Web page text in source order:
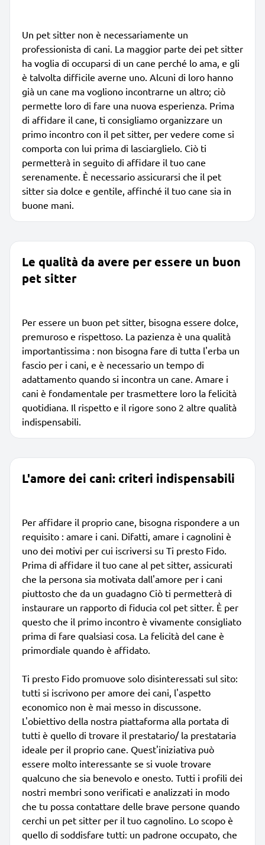
Un pet sitter non è necessariamente un
professionista di cani. La maggior parte dei pet sitter
ha voglia di occuparsi di un cane perché lo ama, e gli
è talvolta difficile averne uno. Alcuni di loro hanno
già un cane ma vogliono incontrarne un altro; ciò
permette loro di fare una nuova esperienza. Prima
di affidare il cane, ti consigliamo organizzare un
primo incontro con il pet sitter, per vedere come si
comporta con lui prima di lasciarglielo. Ciò ti
permetterà in seguito di affidare il tuo cane
serenamente. È necessario assicurarsi che il pet
sitter sia dolce e gentile, affinché il tuo cane sia in
buone mani.
Le qualità da avere per essere un buon
pet sitter
Per essere un buon pet sitter, bisogna essere dolce,
premuroso e rispettoso. La pazienza è una qualità
importantissima : non bisogna fare di tutta l'erba un
fascio per i cani, e è necessario un tempo di
adattamento quando si incontra un cane. Amare i
cani è fondamentale per trasmettere loro la felicità
quotidiana. Il rispetto e il rigore sono 2 altre qualità
indispensabili.
L'amore dei cani: criteri indispensabili
Per affidare il proprio cane, bisogna rispondere a un
requisito : amare i cani. Difatti, amare i cagnolini è
uno dei motivi per cui iscriversi su Ti presto Fido.
Prima di affidare il tuo cane al pet sitter, assicurati
che la persona sia motivata dall'amore per i cani
piuttosto che da un guadagno Ciò ti permetterà di
instaurare un rapporto di fiducia col pet sitter. È per
questo che il primo incontro è vivamente consigliato
prima di fare qualsiasi cosa. La felicità del cane è
primordiale quando è affidato.
Ti presto Fido promuove solo disinteressati sul sito:
tutti si iscrivono per amore dei cani, l'aspetto
economico non è mai messo in discussone.
L'obiettivo della nostra piattaforma alla portata di
tutti è quello di trovare il prestatario/ la prestataria
ideale per il proprio cane. Quest'iniziativa può
essere molto interessante se si vuole trovare
qualcuno che sia benevolo e onesto. Tutti i profili dei
nostri membri sono verificati e analizzati in modo
che tu possa contattare delle brave persone quando
cerchi un pet sitter per il tuo cagnolino. Lo scopo è
quello di soddisfare tutti: un padrone occupato, che